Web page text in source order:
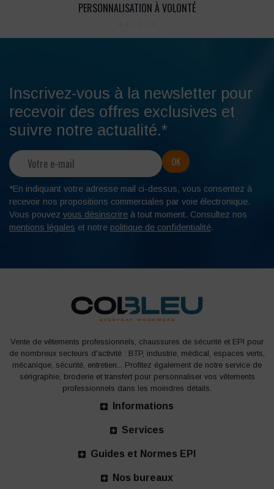
PERSONNALISATION À VOLONTÉ
Inscrivez-vous à la newsletter pour
recevoir des offres exclusives et
suivre notre actualité.*
*En indiquant votre adresse mail ci-dessus, vous consentez à
recevoir nos propositions commerciales par voie électronique.
Vous pouvez vous désinscrire à tout moment. Consultez nos
mentions légales et notre politique de confidentialité.
Vente de vêtements professionnels, chaussures de sécurité et EPI pour
de nombreux secteurs d'activité : BTP, industrie, médical, espaces verts,
mécanique, sécurité, entretien... Profitez également de notre service de
sérigraphie, broderie et transfert pour personnaliser vos vêtements
professionnels dans les moindres détails.
Informations
Services
Guides et Normes EPI
Nos bureaux